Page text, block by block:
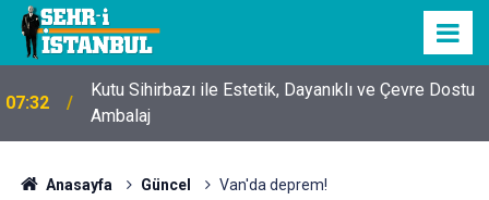
07:32
Kutu Sihirbazı ile Estetik, Dayanıklı ve Çevre Dostu
Ambalaj
Anasayfa Güncel Van'da deprem!